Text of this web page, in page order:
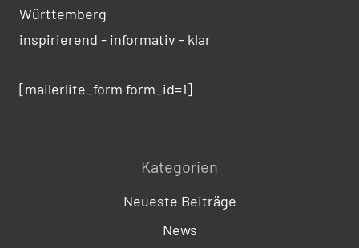
Württemberg
inspirierend - informativ - klar
[mailerlite_form form_id=1]
Kategorien
Neueste Beiträge
News